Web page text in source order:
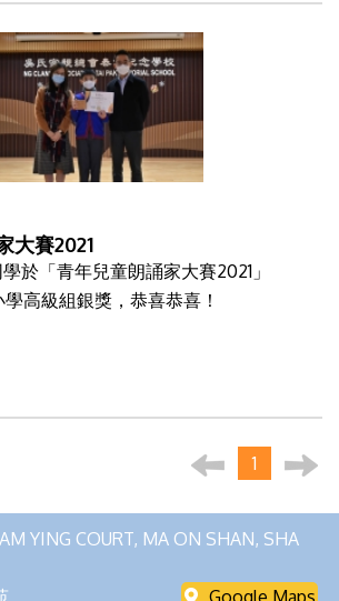
大賽2021
於「青年兒童朗誦家大賽2021」
高級組銀獎，恭喜恭喜！
1
YING COURT, MA ON SHAN, SHA
Google Maps